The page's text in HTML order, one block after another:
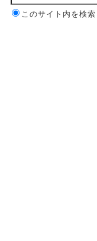
このサイト内を検索